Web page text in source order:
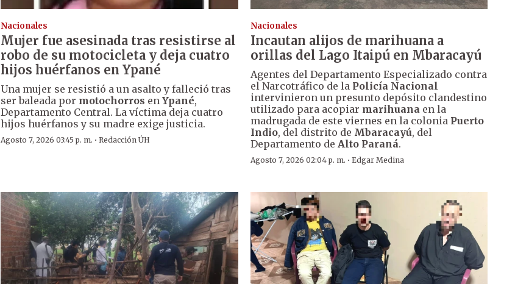
Nacionales
Mujer fue asesinada tras resistirse al
robo de su motocicleta y deja cuatro
hijos huérfanos en Ypané
Una mujer se resistió a un asalto y falleció tras
ser baleada por motochorros enYpané,
Departamento Central. La víctima deja cuatro
hijos huérfanos y su madre exige justicia.
Agosto 7, 2026 03:45 p. m. ·Redacción ÚH
Nacionales
Incautan alijos de marihuana a
orillas del Lago Itaipú en Mbaracayú
Agentes del Departamento Especializado contra
el Narcotráfico de la Policía Nacional
intervinieron un presunto depósito clandestino
utilizado para acopiar marihuanaen la
madrugada de este viernes en la colonia Puerto
Indio, del distrito de Mbaracayú, del
Departamento de Alto Paraná.
Agosto 7, 2026 02:04 p. m. · Edgar Medina